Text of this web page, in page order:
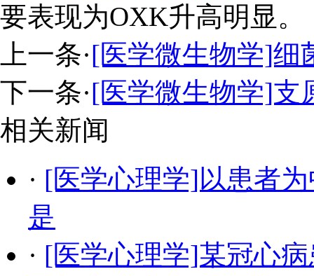
要表现为OXK升高明显。
上一条·[医学微生物学]细
下一条·[医学微生物学]支
相关新闻
· [医学心理学]以患者
是
· [医学心理学]某冠心